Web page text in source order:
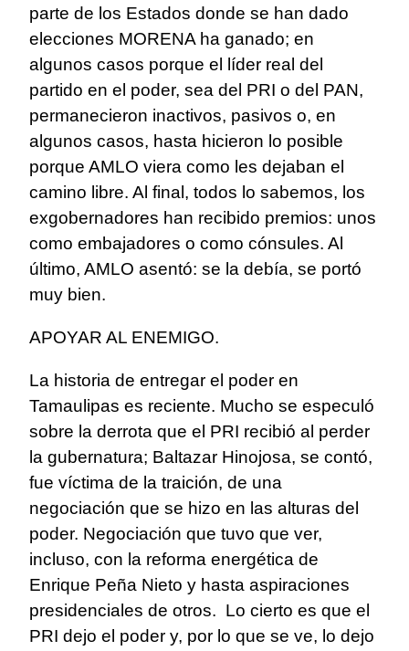
parte de los Estados donde se han dado
elecciones MORENA ha ganado; en
algunos casos porque el líder real del
partido en el poder, sea del PRI o del PAN,
permanecieron inactivos, pasivos o, en
algunos casos, hasta hicieron lo posible
porque AMLO viera como les dejaban el
camino libre. Al final, todos lo sabemos, los
exgobernadores han recibido premios: unos
como embajadores o como cónsules. Al
último, AMLO asentó: se la debía, se portó
muy bien.
APOYAR AL ENEMIGO.
La historia de entregar el poder en
Tamaulipas es reciente. Mucho se especuló
sobre la derrota que el PRI recibió al perder
la gubernatura; Baltazar Hinojosa, se contó,
fue víctima de la traición, de una
negociación que se hizo en las alturas del
poder. Negociación que tuvo que ver,
incluso, con la reforma energética de
Enrique Peña Nieto y hasta aspiraciones
presidenciales de otros. Lo cierto es que el
PRI dejo el poder y, por lo que se ve, lo dejo